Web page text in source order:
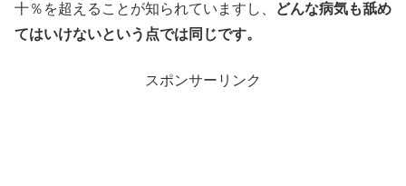
十％を超えることが知られていますし、
どんな病気も舐め
てはいけないという点では同じです。
スポンサーリンク